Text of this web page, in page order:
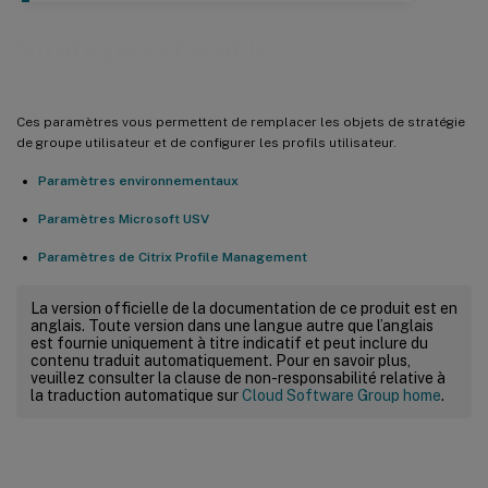
Ces paramètres vous permettent de remplacer les objets de stratégie
de groupe utilisateur et de configurer les profils utilisateur.
Paramètres environnementaux
Paramètres Microsoft USV
Paramètres de Citrix Profile Management
La version officielle de la documentation de ce produit est en
anglais. Toute version dans une langue autre que l’anglais
est fournie uniquement à titre indicatif et peut inclure du
contenu traduit automatiquement. Pour en savoir plus,
veuillez consulter la clause de non-responsabilité relative à
la traduction automatique surCloud Software Group home.